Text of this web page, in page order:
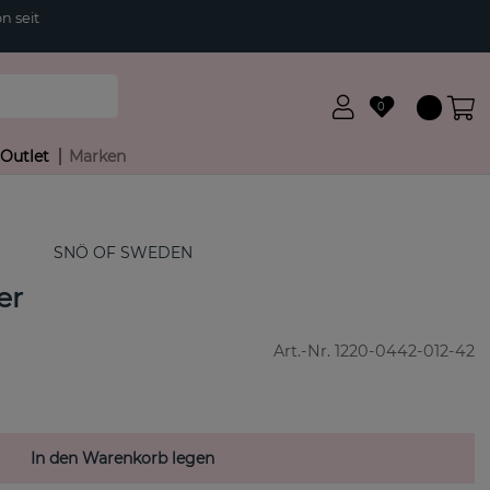
seit
0
Outlet Marken
SNÖ OF SWEDEN
Art.-Nr. 1220-0442-012-42
In den Warenkorb legen